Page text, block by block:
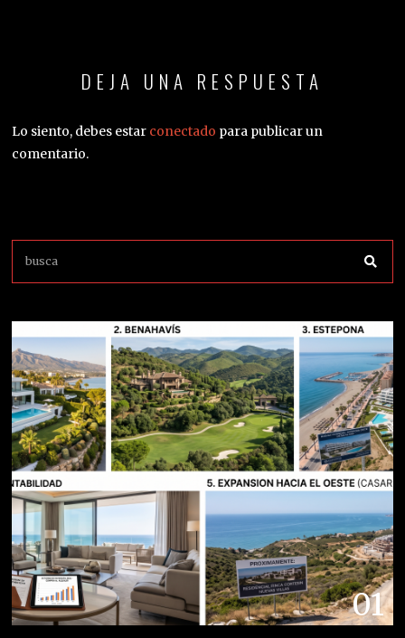
DEJA UNA RESPUESTA
Lo siento, debes estar conectado para publicar un
comentario.
01